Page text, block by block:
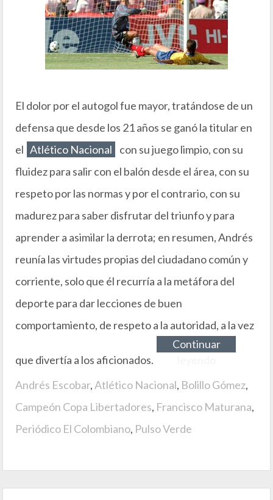
El dolor por el autogol fue mayor, tratándose de un
defensa que desde los 21 años se ganó la titular en
el Atlético Nacional
con su juego limpio, con su
fluidez para salir con el balón desde el área, con su
respeto por las normas y por el contrario, con su
madurez para saber disfrutar del triunfo y para
aprender a asimilar la derrota; en resumen, Andrés
reunía las virtudes propias del ciudadano común y
corriente, solo que él recurría a la metáfora del
deporte para dar lecciones de buen
comportamiento, de respeto a la autoridad, a la vez
que divertía a los aficionados.
Continuar
Andrés Escobar,Atlético Nacional, Bolillo Gómez,
Campeón Copa Libertadores, Francisco Maturana,
Periódico El Colombiano, Pulso Verde